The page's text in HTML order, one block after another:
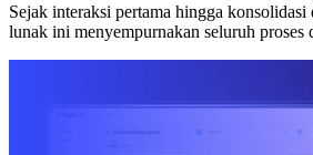
Sejak interaksi pertama hingga
lunak ini menyempurnakan seluruh proses